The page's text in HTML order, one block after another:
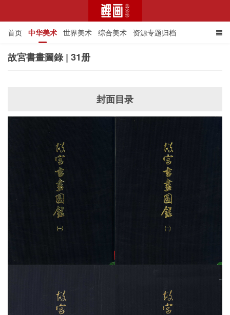
首页 中华美术 世界美术 综合美术 资源专题归档
故宮書畫圖錄 | 31册
封面目录